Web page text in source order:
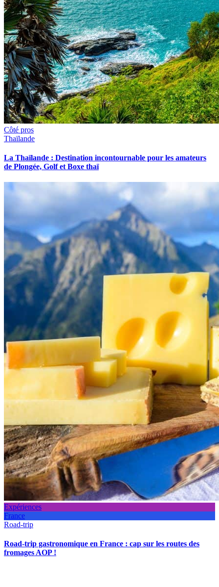
Côté pros
Thaïlande
La Thaïlande : Destination incontournable pour les amateurs
de Plongée, Golf et Boxe thaï
Expériences
France
Road-trip
Road-trip gastronomique en France : cap sur les routes des
fromages AOP !